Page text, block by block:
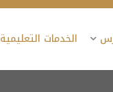
الخدمات التعليمية